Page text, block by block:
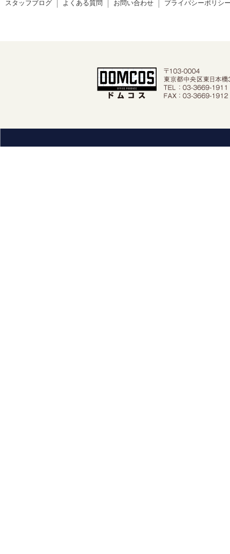
スタッフブログ
よくある質問 お問い合わせ プライバシーポリシ